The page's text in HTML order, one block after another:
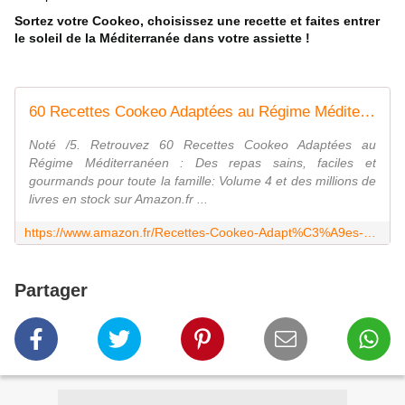
Sortez votre Cookeo, choisissez une recette et faites entrer
le soleil de la Méditerranée dans votre assiette !
60 Recettes Cookeo Adaptées au Régime Méditerranéen : Des repas sains, faciles et gourmands pour toute la famille: Volume 4
Noté /5. Retrouvez 60 Recettes Cookeo Adaptées au
Régime Méditerranéen : Des repas sains, faciles et
gourmands pour toute la famille: Volume 4 et des millions de
livres en stock sur Amazon.fr ...
Partager